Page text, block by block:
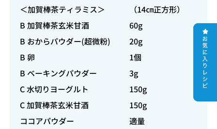
＜加賀棒茶ティラミス＞
（14㎝正方形）
B 加賀棒茶玄米甘酒
60g
B おからパウダー(超微粉)
20g
B 卵
1個
B ベーキングパウダー
3g
C 水切りヨーグルト
150g
C 加賀棒茶玄米甘酒
150g
ココアパウダー
適量